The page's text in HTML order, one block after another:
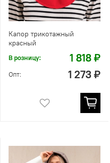
Капор трикотажный
красный
В розницу: 1 818 ₽
Опт: 1 273 ₽